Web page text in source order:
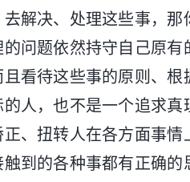
解决、处理这些事，
问题依然持守自己原
看待这些事的原则、
人，也不是一个追求
、扭转人在各方面事
到的各种事都有正确